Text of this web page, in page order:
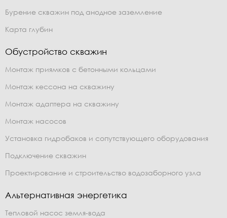
Бурение скважин под анодное заземление
Карта глубин
Обустройство скважин
Монтаж приямков с бетонными кольцами
Монтаж кессона на скважину
Монтаж адаптера на скважину
Монтаж насосов
Установка гидробаков и сопутствующего оборудования
Подключение скважин
Проектирование и строительство водозаборного узла
Альтернативная энергетика
Тепловой насос земля-вода